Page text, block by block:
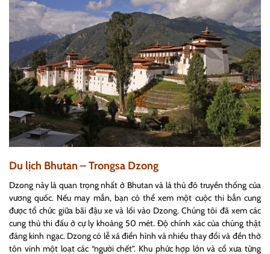
Du lịch Bhutan – Trongsa Dzong
Dzong này là quan trọng nhất ở Bhutan và là thủ đô truyền thống của
vương quốc. Nếu may mắn, bạn có thể xem một cuộc thi bắn cung
được tổ chức giữa bãi đậu xe và lối vào Dzong. Chúng tôi đã xem các
cung thủ thi đấu ở cự ly khoảng 50 mét. Độ chính xác của chúng thật
đáng kinh ngạc. Dzong có lễ xá điển hình và nhiều thay đổi và đền thờ
tôn vinh một loạt các “người chết”. Khu phức hợp lớn và cổ xưa từng